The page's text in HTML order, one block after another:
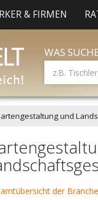
& FIRMEN
WAS
und
der